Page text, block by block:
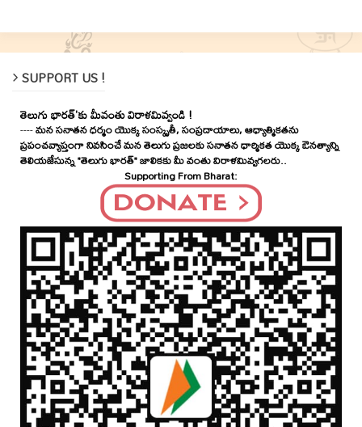
SUPPORT US !
తెలుగు భారత్'కు మీవంతు విరాళమివ్వండి !
----మన సనాతన ధర్మం యొక్క సంస్కృతీ, సంప్రదాయాలు, ఆధ్యాత్మికతను
ప్రపంచవ్యాప్తంగా నివసించే మన తెలుగు ప్రజలకు సనాతన ధార్మికత యొక్క ఔనత్యాన్ని
తెలియజేసున్న "తెలుగు భారత్" జాలికకు మీ వంతు విరాళమివ్వగలరు..
Supporting From Bharat: